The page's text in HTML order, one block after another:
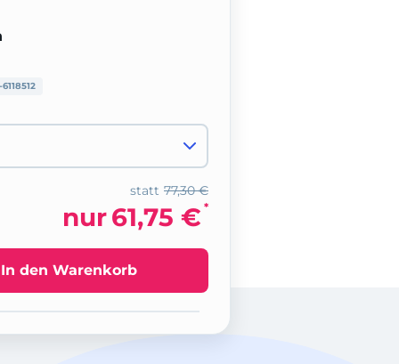
77,30 €
statt
nur61,75 € *
In den Warenkorb